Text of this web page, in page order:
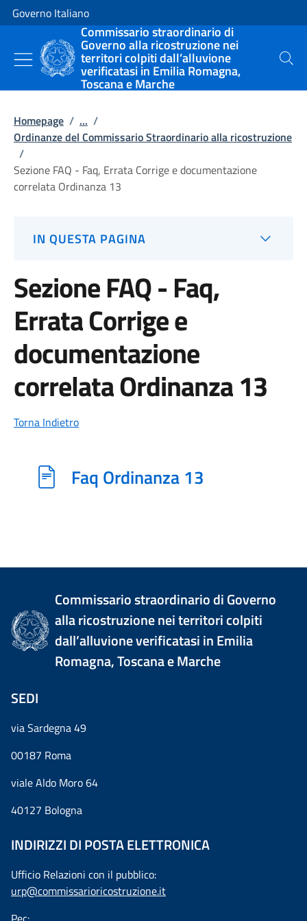
Vai al contenuto
Vai alla navigazione del sito
Governo Italiano
Commissario straordinario di
Governo alla ricostruzione nei
territori colpiti dall’alluvione
verificatasi in Emilia Romagna,
Toscana e Marche
Cerca
Homepage / ... /
Ordinanze del Commissario Straordinario alla ricostruzione
/
Sezione FAQ - Faq, Errata Corrige e documentazione
correlata Ordinanza 13
IN QUESTA PAGINA
Sezione FAQ - Faq,
Errata Corrige e
documentazione
correlata Ordinanza 13
Torna Indietro
Faq Ordinanza 13
Commissario straordinario di Governo
alla ricostruzione nei territori colpiti
dall’alluvione verificatasi in Emilia
Romagna, Toscana e Marche
SEDI
via Sardegna 49
00187 Roma
viale Aldo Moro 64
40127 Bologna
INDIRIZZI DI POSTA ELETTRONICA
Ufficio Relazioni con il pubblico:
urp@commissarioricostruzione.it